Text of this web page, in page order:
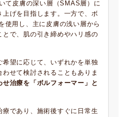
て皮膚の深い層（SMAS層）に
げを目指します。一方で、ボ
使用し、主に皮膚の浅い層から
で、肌の引き締めやハリ感の
望に応じて、いずれかを単独
せて検討されることもありま
せ治療を「ボルフォーマー」と
であり、施術後すぐに日常生